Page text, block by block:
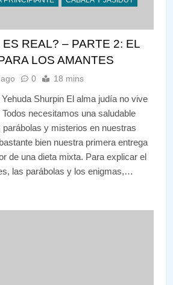
REAL? – PARTE 2: EL
LOS AMANTES
0 18 mins
Shurpin El alma judía no vive
necesitamos una saludable
parábolas y misterios en nuestras
bien nuestra primera entrega
de una dieta mixta. Para explicar el
las parábolas y los enigmas,…